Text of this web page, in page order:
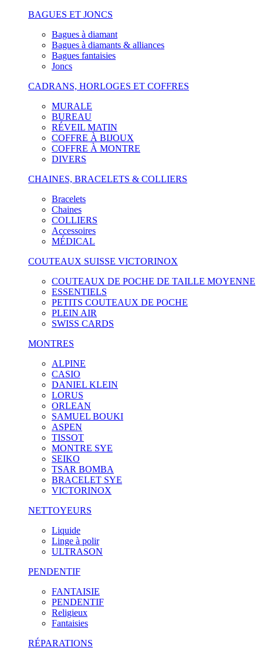
BAGUES ET JONCS
Bagues à diamant
Bagues à diamants & alliances
Bagues fantaisies
Joncs
CADRANS, HORLOGES ET COFFRES
MURALE
BUREAU
RÉVEIL MATIN
COFFRE À BIJOUX
COFFRE À MONTRE
DIVERS
CHAINES, BRACELETS & COLLIERS
Bracelets
Chaines
COLLIERS
Accessoires
MÉDICAL
COUTEAUX SUISSE VICTORINOX
COUTEAUX DE POCHE DE TAILLE MOYENNE
ESSENTIELS
PETITS COUTEAUX DE POCHE
PLEIN AIR
SWISS CARDS
MONTRES
ALPINE
CASIO
DANIEL KLEIN
LORUS
ORLEAN
SAMUEL BOUKI
ASPEN
TISSOT
MONTRE SYE
SEIKO
TSAR BOMBA
BRACELET SYE
VICTORINOX
NETTOYEURS
Liquide
Linge à polir
ULTRASON
PENDENTIF
FANTAISIE
PENDENTIF
Religieux
Fantaisies
RÉPARATIONS